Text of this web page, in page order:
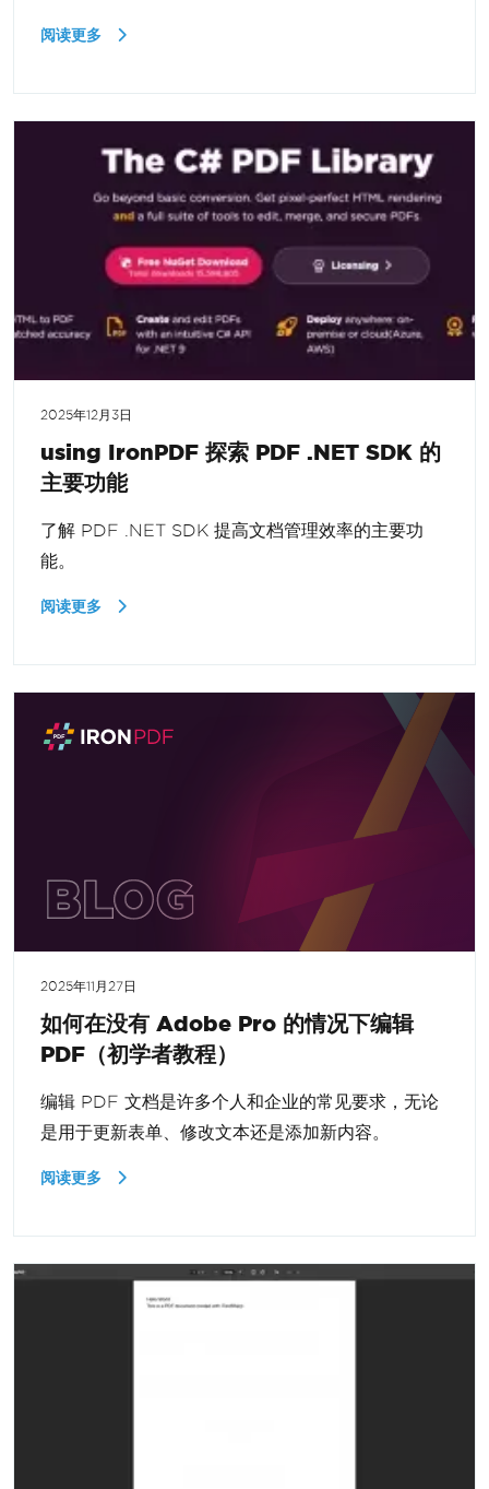
阅读更多
2025年12月3日
using IronPDF 探索 PDF .NET SDK 的
主要功能
了解 PDF .NET SDK 提高文档管理效率的主要功
能。
阅读更多
2025年11月27日
如何在没有 Adobe Pro 的情况下编辑
PDF（初学者教程）
编辑 PDF 文档是许多个人和企业的常见要求，无论
是用于更新表单、修改文本还是添加新内容。
阅读更多